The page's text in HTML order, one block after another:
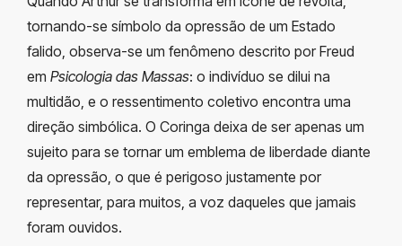
tornando-se símbolo da opressão de um Estado
falido, observa-se um fenômeno descrito por Freud
em Psicologia das Massas: o indivíduo se dilui na
multidão, e o ressentimento coletivo encontra uma
direção simbólica. O Coringa deixa de ser apenas um
sujeito para se tornar um emblema de liberdade diante
da opressão, o que é perigoso justamente por
representar, para muitos, a voz daqueles que jamais
foram ouvidos.